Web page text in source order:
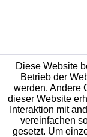
Diese Website
Betrieb der
werden. Andere
dieser Website
Interaktion mit
vereinfachen
gesetzt. Um